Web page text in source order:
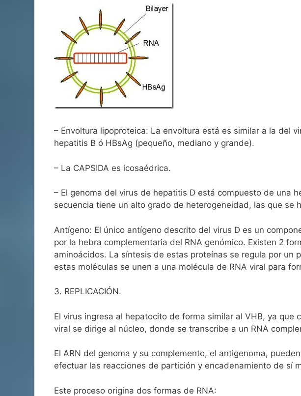
– Envoltura lipoproteica: La envoltura está es similar a la del
hepatitis B ó HBsAg (pequeño, mediano y grande).
– La CAPSIDA es icosaédrica.
– El genoma del virus de hepatitis D está compuesto de una
secuencia tiene un alto grado de heterogeneidad, las que se
Antígeno: El único antígeno descrito del virus D es un
por la hebra complementaria del RNA genómico. Existen 2
aminoácidos. La síntesis de estas proteínas se regula por
estas moléculas se unen a una molécula de RNA viral para
3. REPLICACIÓN.
El virus ingresa al hepatocito de forma similar al VHB, ya
viral se dirige al núcleo, donde se transcribe a un RNA
El ARN del genoma y su complemento, el antigenoma,
efectuar las reacciones de partición y encadenamiento de sí
Este proceso origina dos formas de RNA: